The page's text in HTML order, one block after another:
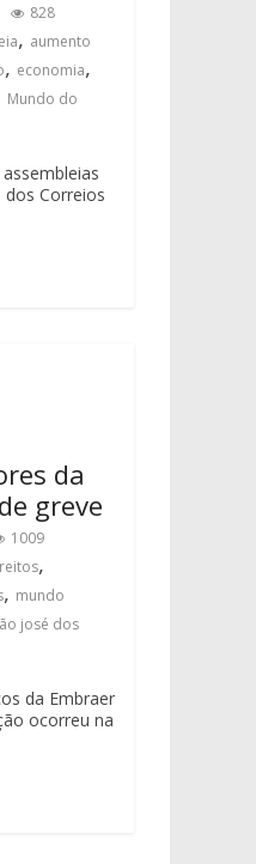
828
, aumento
, economia,
Mundo do
dos Correios
da
greve
1009
,
, mundo
josé dos
da Embraer
ocorreu na